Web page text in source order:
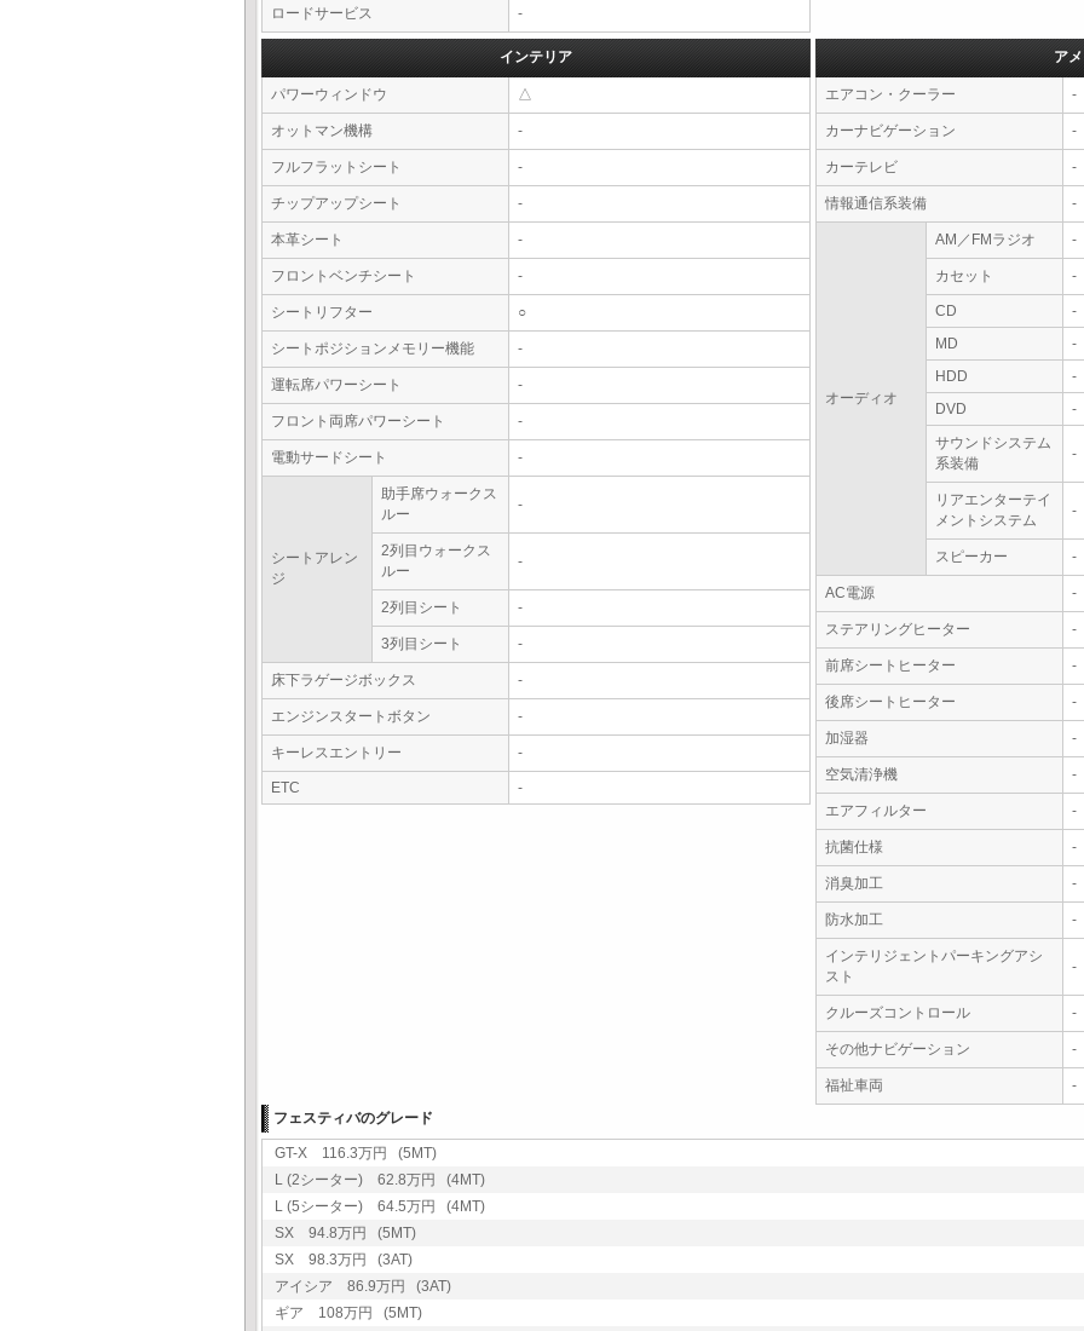
ロードサービス -
インテリア
パワーウィンドウ △
オットマン機構 -
フルフラットシート -
チップアップシート -
本革シート -
フロントベンチシート -
シートリフター ○
シートポジションメモリー機能 -
運転席パワーシート -
フロント両席パワーシート -
電動サードシート -
シートアレン
ジ
助手席ウォークス
ルー
-
2列目ウォークス
ルー
-
2列目シート -
3列目シート -
床下ラゲージボックス -
エンジンスタートボタン -
キーレスエントリー -
ETC -
ア
エアコン・クーラー -
カーナビゲーション -
カーテレビ -
情報通信系装備 -
オーディオ
AM／FMラジオ -
カセット -
CD
-
MD
-
HDD
-
DVD
-
サウンドシステム
系装備
-
リアエンターテイ
メントシステム
-
スピーカー -
AC電源 -
ステアリングヒーター -
前席シートヒーター -
後席シートヒーター -
加湿器 -
空気清浄機 -
エアフィルター -
抗菌仕様 -
消臭加工 -
防水加工 -
インテリジェントパーキングアシ
スト
-
クルーズコントロール -
その他ナビゲーション -
福祉車両
-
フェスティバのグレード
GT-X 116.3万円 (5MT)
L (2シーター) 62.8万円 (4MT)
L (5シーター) 64.5万円 (4MT)
SX 94.8万円 (5MT)
SX 98.3万円 (3AT)
アイシア 86.9万円 (3AT)
ギア 108万円 (5MT)